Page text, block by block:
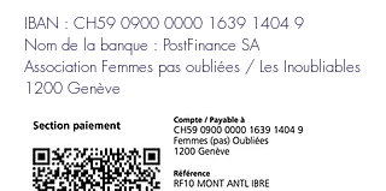
IBAN : CH59 0900 0000 1639 1404 9
Nom de la banque : PostFinance SA
Association Femmes pas oubliées / Les Inoubliables
1200 Genève